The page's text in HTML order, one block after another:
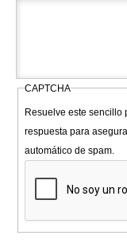
CAPTCHA
Resuelve este sencillo
respuesta para
automático de spam.